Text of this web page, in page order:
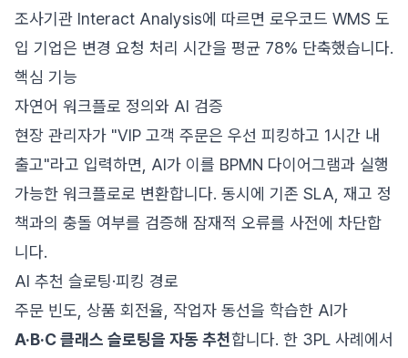
조사기관 Interact Analysis에 따르면 로우코드 WMS 도
입 기업은 변경 요청 처리 시간을 평균 78% 단축했습니다.
핵심 기능
자연어 워크플로 정의와 AI 검증
현장 관리자가 "VIP 고객 주문은 우선 피킹하고 1시간 내
출고"라고 입력하면, AI가 이를 BPMN 다이어그램과 실행
가능한 워크플로로 변환합니다. 동시에 기존 SLA, 재고 정
책과의 충돌 여부를 검증해 잠재적 오류를 사전에 차단합
니다.
AI 추천 슬로팅·피킹 경로
주문 빈도, 상품 회전율, 작업자 동선을 학습한 AI가
A·B·C 클래스 슬로팅을 자동 추천합니다. 한 3PL 사례에서